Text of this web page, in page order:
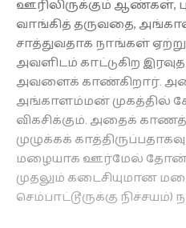
ஊரிலிருக்கும் ஆண்கள்,
வாங்கித் தருவதை,
சாத்துவதாக நாங்கள்
அவளிடம் காட்டுகிற
அவளைக் காண்கிறார்.
அங்காளம்மன் முகத்தில்
விகசிக்கும். அதைக்
முழுக்கக்
மழையாக ஊர்மேல்
முதலும் கடைசியுமான
செம்பாட்டூருக்கு நிச்சயம்)